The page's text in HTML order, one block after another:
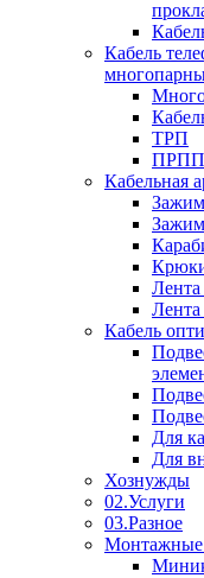
Кабель
ТРП
Кабельная
Лента
Кабель
Для
Для
Хознужды
02.Услуги
03.Разное
Монтажные